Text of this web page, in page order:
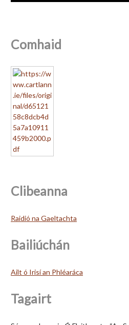
Comhaid
Clibeanna
Raidió na Gaeltachta
Bailiúchán
Ailt ó Irisí an Phléaráca
Tagairt